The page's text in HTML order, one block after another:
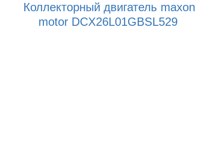
Коллекторный двигатель maxon
motor DCX26L01GBSL529